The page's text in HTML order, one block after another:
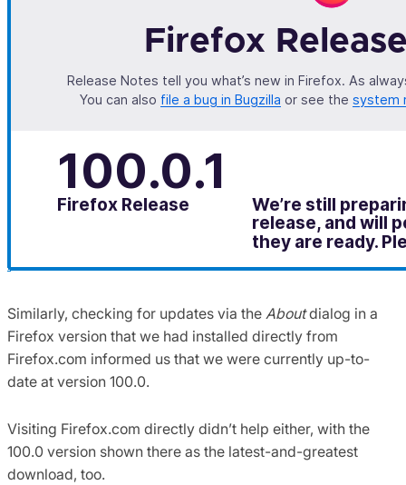
Similarly, checking for updates via the Aboutdialog in a
Firefox version that we had installed directly from
Firefox.com informed us that we were currently up-to-
date at version 100.0.
Visiting Firefox.com directly didn’t help either, with the
100.0 version shown there as the latest-and-greatest
download, too.